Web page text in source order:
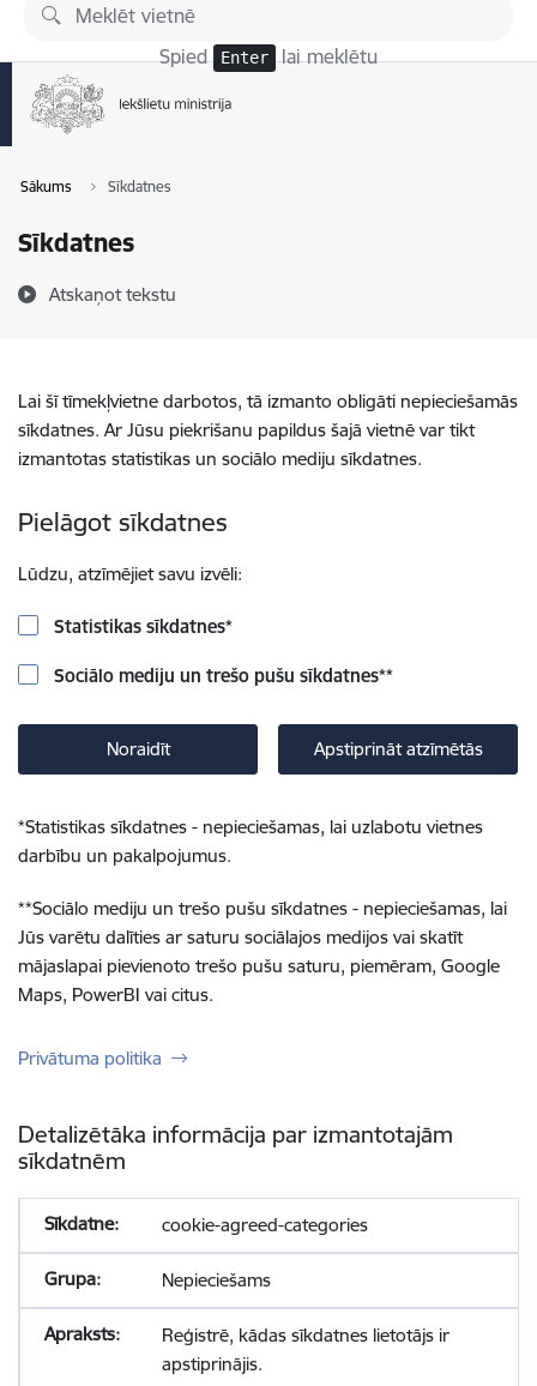
Pāriet uz lapas saturu
Spied Enter lai meklētu
Sākums Sīkdatnes
Sīkdatnes
Atskaņot tekstu
Lai šī tīmekļvietne darbotos, tā izmanto obligāti nepieciešamās
sīkdatnes. Ar Jūsu piekrišanu papildus šajā vietnē var tikt
izmantotas statistikas un sociālo mediju sīkdatnes.
Pielāgot sīkdatnes
Lūdzu, atzīmējiet savu izvēli:
Statistikas sīkdatnes*
Sociālo mediju un trešo pušu sīkdatnes**
Noraidīt Apstiprināt atzīmētās
*Statistikas sīkdatnes - nepieciešamas, lai uzlabotu vietnes
darbību un pakalpojumus.
**Sociālo mediju un trešo pušu sīkdatnes - nepieciešamas, lai
Jūs varētu dalīties ar saturu sociālajos medijos vai skatīt
mājaslapai pievienoto trešo pušu saturu, piemēram, Google
Maps, PowerBI vai citus.
Privātuma politika
Detalizētāka informācija par izmantotajām
sīkdatnēm
cookie-agreed-categories
Nepieciešams
Reģistrē, kādas sīkdatnes lietotājs ir
apstiprinājis.